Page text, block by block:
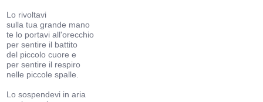
Lo rivoltavi
sulla tua grande mano
te lo portavi all'orecchio
per sentire il battito
del piccolo cuore e
per sentire il respiro
nelle piccole spalle.
Lo sospendevi in aria